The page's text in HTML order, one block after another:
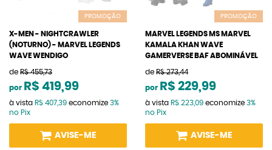
PROMOÇÃO
X-MEN - NIGHTCRAWLER
(NOTURNO) - MARVEL LEGENDS
WAVE WENDIGO
de R$ 455,73
por R$ 419,99
à vista R$ 407,39 economize 3%
no Pix
AVISE-ME
PROMOÇÃO
MARVEL LEGENDS MS MARVEL
KAMALA KHAN WAVE
GAMERVERSE BAF ABOMINÁVEL
de R$ 273,44
por R$ 229,99
à vista R$ 223,09 economize 3%
no Pix
AVISE-ME